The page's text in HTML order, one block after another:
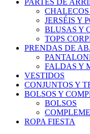
PARTES DE
JERSÉIS Y
BLUSAS Y
TOPS
PRENDAS DE
FALDAS Y
VESTIDOS
CONJUNTOS Y
BOLSOS Y
BOLSOS
ROPA FIESTA